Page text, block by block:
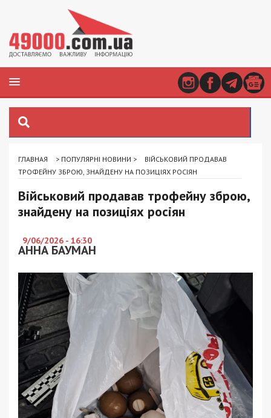
ГЛАВНАЯ > ПОПУЛЯРНІ НОВИНИ >
ВІЙСЬКОВИЙ ПРОДАВАВ
ТРОФЕЙНУ ЗБРОЮ, ЗНАЙДЕНУ НА ПОЗИЦІЯХ РОСІЯН
Військовий продавав трофейну зброю,
знайдену на позиціях росіян
9/06/2026 - 16:30
АННА БАУМАН